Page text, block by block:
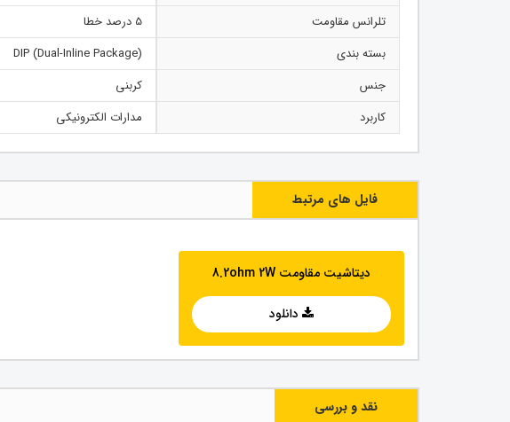
تلرانس مقاومت
5 درصد خطا
بسته بندی
(Dual-Inline Package) DIP
جنس
کربنی
کاربرد
مدارات الکترونیکی
فایل های مرتبط
دیتاشیت مقاومت 8.2ohm 2W
دانلود
نقد و بررسی